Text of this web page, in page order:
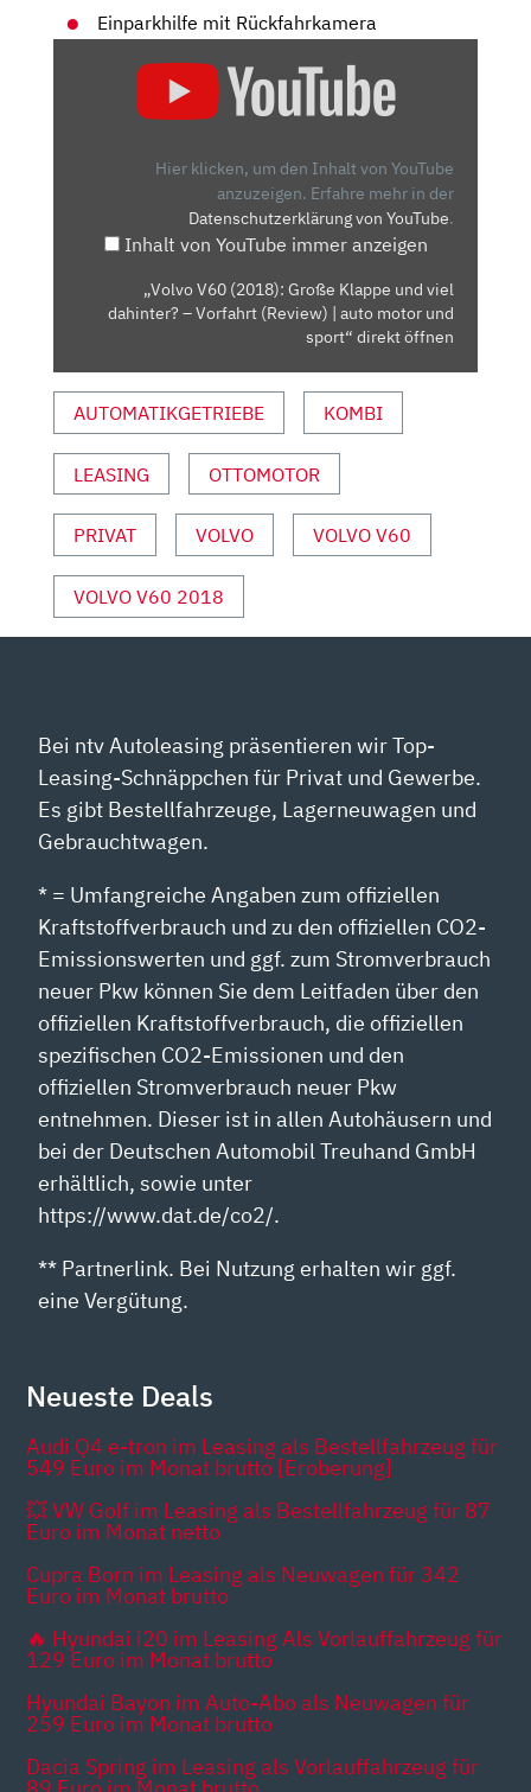
Einparkhilfe mit Rückfahrkamera
AHINTER? –
ORFAHRT (
UTO M
OTOR U
ND S
PORT“ V
OUTUBE A
NZEIGEN
Hier klicken, um den Inhalt von YouTube
anzuzeigen. Erfahre mehr in der
Datenschutzerklärung von YouTube.
Inhalt von YouTube immer anzeigen
„Volvo V60 (2018): Große Klappe und viel
dahinter? – Vorfahrt (Review) | auto motor und
sport“ direkt öffnen
AUTOMATIKGETRIEBE KOMBI
LEASING OTTOMOTOR
PRIVAT VOLVO VOLVO V60
VOLVO V60 2018
Bei ntv Autoleasing präsentieren wir Top-
Leasing-Schnäppchen für Privat und Gewerbe.
Es gibt Bestellfahrzeuge, Lagerneuwagen und
Gebrauchtwagen.
* = Umfangreiche Angaben zum offiziellen
Kraftstoffverbrauch und zu den offiziellen CO2-
Emissionswerten und ggf. zum Stromverbrauch
neuer Pkw können Sie dem Leitfaden über den
offiziellen Kraftstoffverbrauch, die offiziellen
spezifischen CO2-Emissionen und den
offiziellen Stromverbrauch neuer Pkw
entnehmen. Dieser ist in allen Autohäusern und
bei der Deutschen Automobil Treuhand GmbH
erhältlich, sowie unter
https://www.dat.de/co2/.
** Partnerlink. Bei Nutzung erhalten wir ggf.
eine Vergütung.
Neueste Deals
Audi Q4 e-tron im Leasing als Bestellfahrzeug für
549 Euro im Monat brutto [Eroberung]
💥 VW Golf im Leasing als Bestellfahrzeug für 87
Euro im Monat netto
Cupra Born im Leasing als Neuwagen für 342
Euro im Monat brutto
🔥 Hyundai i20 im Leasing Als Vorlauffahrzeug für
129 Euro im Monat brutto
Hyundai Bayon im Auto-Abo als Neuwagen für
259 Euro im Monat brutto
Dacia Spring im Leasing als Vorlauffahrzeug für